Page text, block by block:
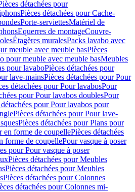
détachées pour
Pièces détachées pour Cache-
Porte-serviettesMatériel de
Equerres de montageCouvre-
Étagères muralesPacks lavabo avec
meuble avec meuble basPièces
pour meuble avec meuble basMeubles
pour lavaboPièces détachées pour
lave-mainsPièces détachées pour Pour
détachées pour Pour lavabosPour
pour Pour lavabos doublesPour
pour Pour lavabos pour
Pièces détachées pour Pour lave-
Pièces détachées pour Plans pour
en forme de coupellePièces détachées
forme de coupellePour vasque à poser
pour Pour vasque à poser
Pièces détachées pour Meubles
Pièces détachées pour Meubles
Pièces détachées pour Colonnes
détachées pour Colonnes mi-